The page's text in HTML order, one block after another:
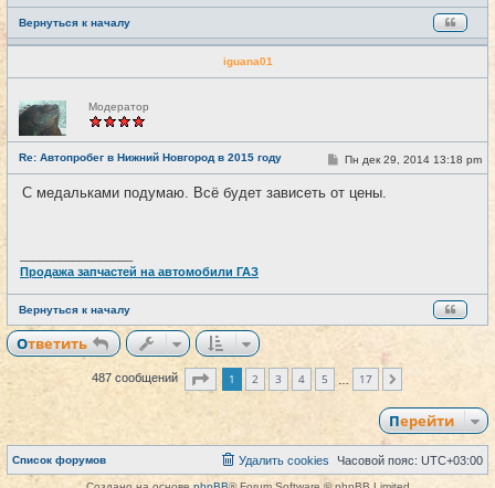
Вернуться к началу
iguana01
Н
е
с
е
т
и
Модератор
Re: Автопробег в Нижний Новгород в 2015 году #30
С
о
б
Пн дек 29, 2014 13:18 pm
С медальками подумаю. Всё будет зависеть от цены.
Продажа запчастей на автомобили ГАЗ
Вернуться к началу
Ответить
487 сообщений Страница из 17
1 2 3 4 5 17
Перейти
Список форумов Часовой пояс: UTC+03:00
Удалить cookies